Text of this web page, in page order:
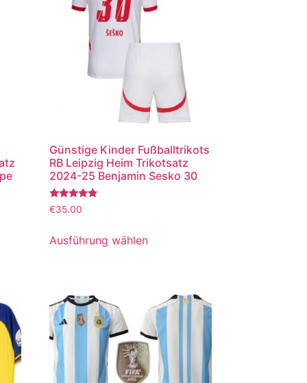
Günstige Kinder Fußballtrikots
RB Leipzig Heim Trikotsatz
2024-25 Benjamin Sesko 30
Bewertet
mit
von 5
€35.00
Ausführung wählen